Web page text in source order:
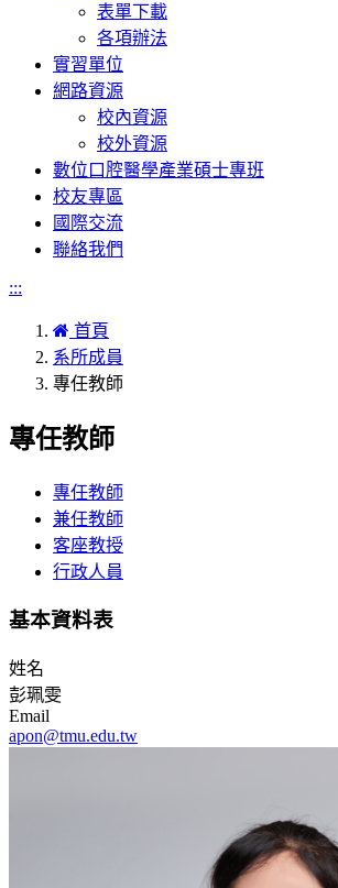
表單下載
各項辦法
實習單位
網路資源
校內資源
校外資源
數位口腔醫學產業碩士專班
校友專區
國際交流
聯絡我們
:::
首頁
系所成員
專任教師
專任教師
專任教師
兼任教師
客座教授
行政人員
基本資料表
姓名
彭珮雯
Email
apon@tmu.edu.tw